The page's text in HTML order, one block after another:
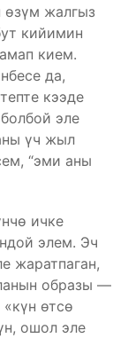
өзүм жалгыз
кийимин
кием.
да,
кээде
эле
үч жыл
“эми аны
ичке
элем. Эч
жаратпаган,
образы —
өтсө
ошол эле